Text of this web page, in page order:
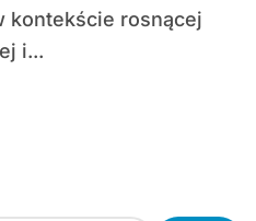
kontekście rosnącej
i...